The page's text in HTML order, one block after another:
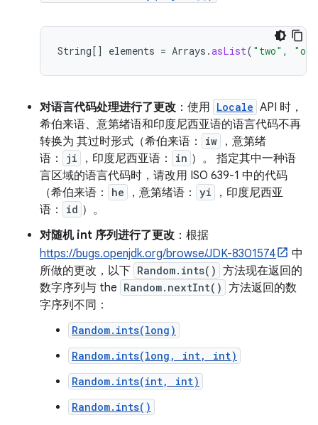
String[] elements = Arrays .asList( "two" ,
对语言代码处理进行了更改 ：使用 Locale API 时，
希伯来语、意第绪语和印度尼西亚语的语言代码不再
转换为 其过时形式（希伯来语：
iw
，意第绪
语：
ji ，印度尼西亚语： in ）。 指定其中一种语
言区域的语言代码时，请改用 ISO 639-1 中的代码
（希伯来语：
he ，意第绪语： yi
，印度尼西亚
语：
id ）。
对随机 int 序列进行了更改 ：根据
https://bugs.openjdk.org/browse/JDK-8301574
中
所做的更改，以下 Random.ints() 方法现在返回的
数字序列与 the Random.nextInt() 方法返回的数
字序列不同：
Random.ints(long)
Random.ints(long, int, int)
Random.ints(int, int)
Random.ints()